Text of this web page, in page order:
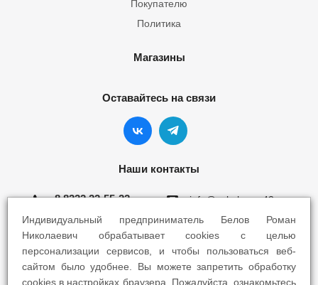
Покупателю
Политика
Магазины
Оставайтесь на связи
Наши контакты
8 8332 22-55-22 info@yokohama43.ru
Киров, ул. Ломоносова 5Б
Киров, ул. Профсоюзная 7А
Индивидуальный предприниматель Белов Роман
Николаевич обрабатывает cookies с целью
персонализации сервисов, и чтобы пользоваться веб-
сайтом было удобнее. Вы можете запретить обработку
cookies в настройках браузера. Пожалуйста, ознакомьтесь